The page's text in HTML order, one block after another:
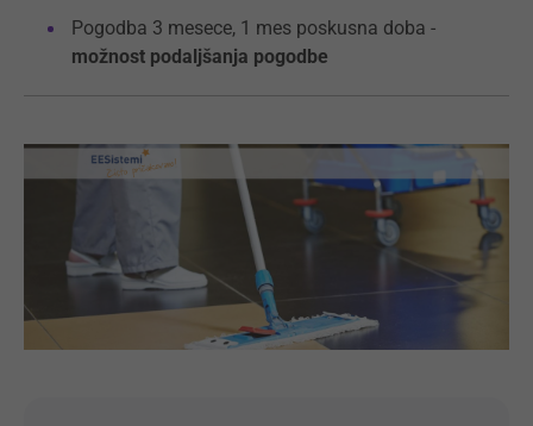
Pogodba 3 mesece, 1 mes poskusna doba -
možnost podaljšanja pogodbe